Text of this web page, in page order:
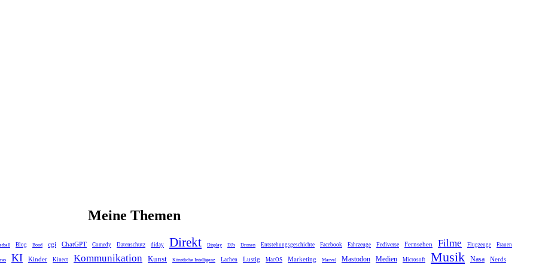
Meine Themen
Blog Bond cgi ChatGPT Comedy Datenschutz diday Direkt Display DJ's Dronen Entstehungsgeschichte Facebook Fahrzeuge Fediverse Fernsehen Filme Flugzeuge Frauen
KI Kinder Kinect Kommunikation Kunst Künstliche Intelligenz Lachen Lustig MacOS Marketing Marvel Mastodon Medien Microsoft Musik Nasa Nerds